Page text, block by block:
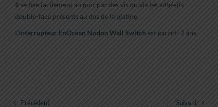
Il se fixe facilement au mur par des vis ou via les adhésifs
double-face présents au dos de la platine.
L’interrupteur EnOcean Nodon Wall Switch est garanti 2 ans.
Précédent Suivant